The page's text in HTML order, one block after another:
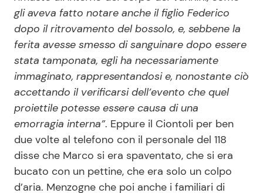
gli aveva fatto notare anche il figlio Federico
dopo il ritrovamento del bossolo, e, sebbene la
ferita avesse smesso di sanguinare dopo essere
stata tamponata, egli ha necessariamente
immaginato, rappresentandosi e, nonostante ciò
accettando il verificarsi dell’evento che quel
proiettile potesse essere causa di una
emorragia interna”. Eppure il Ciontoli per ben
due volte al telefono con il personale del 118
disse che Marco si era spaventato, che si era
bucato con un pettine, che era solo un colpo
d’aria. Menzogne che poi anche i familiari di